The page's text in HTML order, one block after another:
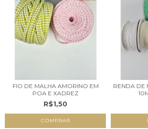
FIO DE MALHA AMORINO EM
POA E XADREZ
R$1,50
COMPRAR
RENDA DE